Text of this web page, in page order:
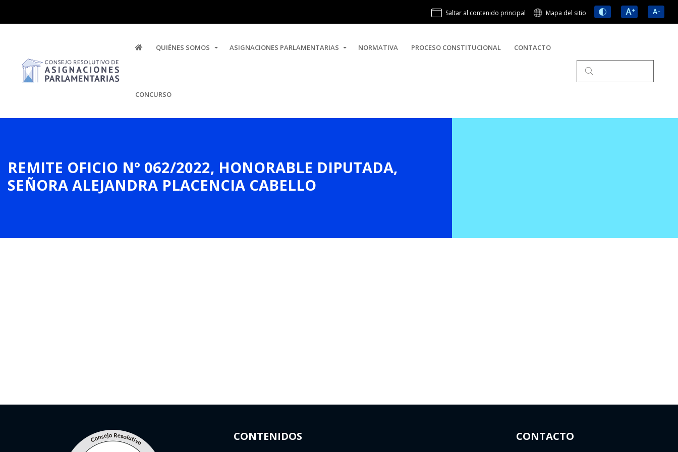
Saltar al contenido principal Mapa del sitio
QUIÉNES SOMOS ASIGNACIONES PARLAMENTARIAS NORMATIVA PROCESO CONSTITUCIONAL CONTACTO
CONCURSO
REMITE OFICIO N° 062/2022, HONORABLE DIPUTADA,
SEÑORA ALEJANDRA PLACENCIA CABELLO
CONTENIDOS CONTACTO